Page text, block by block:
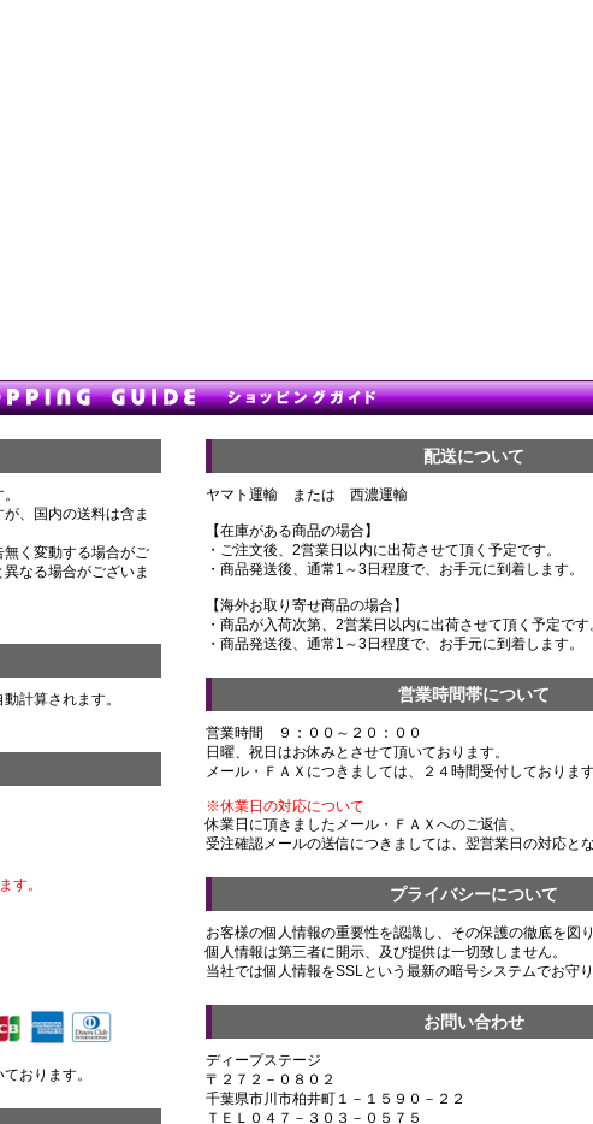
、国内の送料は含ま
く変動する場合がご
なる場合がございま
計算されます。
す。
おります。
配送について
ヤマト運輸 または 西濃運輸
【在庫がある商品の場合】
・ご注文後、2営業日以内に出荷させて頂く予定です。
・商品発送後、通常1～3日程度で、お手元に到着します。
【海外お取り寄せ商品の場合】
・商品が入荷次第、2営業日以内に出荷させて頂く予定です
・商品発送後、通常1～3日程度で、お手元に到着します。
営業時間帯について
営業時間 ９：００～２０：００
日曜、祝日はお休みとさせて頂いております。
メール・ＦＡＸにつきましては、２４時間受付しております
※休業日の対応について
休業日に頂きましたメール・ＦＡＸへのご返信、
受注確認メールの送信につきましては、翌営業日の対応とな
プライバシーについて
お客様の個人情報の重要性を認識し、その保護の徹底を図り
個人情報は第三者に開示、及び提供は一切致しません。
当社では個人情報をSSLという最新の暗号システムでお守り
お問い合わせ
ディープステージ
〒２７２－０８０２
千葉県市川市柏井町１－１５９０－２２
ＴＥＬ０４７－３０３－０５７５